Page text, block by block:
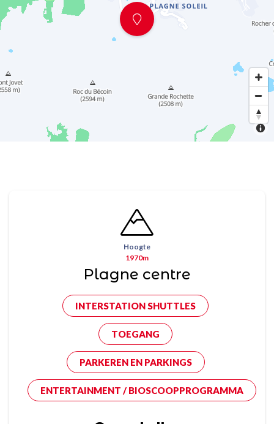
Hoogte
1970m
Plagne centre
INTERSTATION SHUTTLES
TOEGANG
PARKEREN EN PARKINGS
ENTERTAINMENT / BIOSCOOPPROGRAMMA